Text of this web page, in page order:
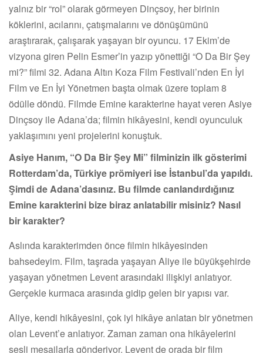
yalnız bir “rol” olarak görmeyen Dinçsoy, her birinin
köklerini, acılarını, çatışmalarını ve dönüşümünü
araştırarak, çalışarak yaşayan bir oyuncu. 17 Ekim’de
vizyona giren Pelin Esmer’in yazıp yönettiği “O Da Bir Şey
mi?” filmi 32. Adana Altın Koza Film Festivali’nden En İyi
Film ve En İyi Yönetmen başta olmak üzere toplam 8
ödülle döndü. Filmde Emine karakterine hayat veren Asiye
Dinçsoy ile Adana’da; filmin hikâyesini, kendi oyunculuk
yaklaşımını yeni projelerini konuştuk.
Asiye Hanım, “O Da Bir Şey Mi” filminizin ilk gösterimi
Rotterdam’da, Türkiye prömiyeri ise İstanbul’da yapıldı.
Şimdi de Adana’dasınız. Bu filmde canlandırdığınız
Emine karakterini bize biraz anlatabilir misiniz? Nasıl
bir karakter?
Aslında karakterimden önce filmin hikâyesinden
bahsedeyim. Film, taşrada yaşayan Aliye ile büyükşehirde
yaşayan yönetmen Levent arasındaki ilişkiyi anlatıyor.
Gerçekle kurmaca arasında gidip gelen bir yapısı var.
Aliye, kendi hikâyesini, çok iyi hikâye anlatan bir yönetmen
olan Levent’e anlatıyor. Zaman zaman ona hikâyelerini
sesli mesajlarla gönderiyor. Levent de orada bir film